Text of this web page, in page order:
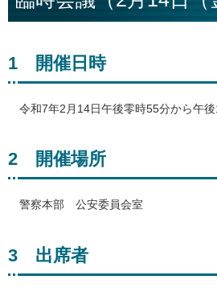
1 開催日時
令和7年2月14日午後零時55分から午
2 開催場所
警察本部 公安委員会室
3 出席者